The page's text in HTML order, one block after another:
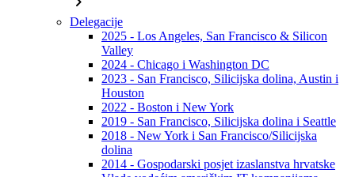
Delegacije
2025 - Los Angeles, San Francisco & Silicon
Valley
2024 - Chicago i Washington DC
2023 - San Francisco, Silicijska dolina, Austin i
Houston
2022 - Boston i New York
2019 - San Francisco, Silicijska dolina i Seattle
2018 - New York i San Francisco/Silicijska
dolina
2014 - Gospodarski posjet izaslanstva hrvatske